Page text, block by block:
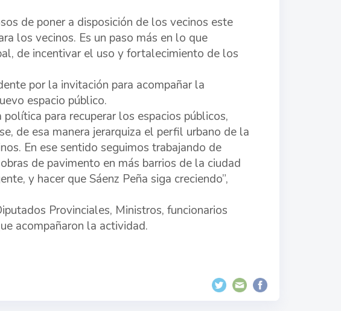
de poner a disposición de los vecinos este
los vecinos. Es un paso más en lo que
de incentivar el uso y fortalecimiento de los
por la invitación para acompañar la
espacio público.
para recuperar los espacios públicos,
de esa manera jerarquiza el perfil urbano de la
En ese sentido seguimos trabajando de
de pavimento en más barrios de la ciudad
y hacer que Sáenz Peña siga creciendo”,
Provinciales, Ministros, funcionarios
acompañaron la actividad.